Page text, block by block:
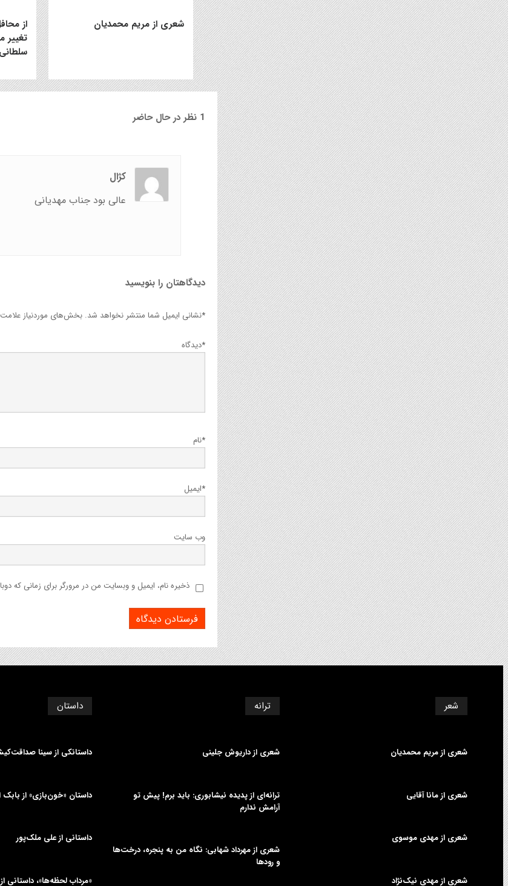
شعری از مریم محمدیان
از
تغییر
1 نظر در حال حاضر
کژال
عالی بود جناب مهدیانی
دیدگاهتان را بنویسید
نشانی ایمیل شما منتشر نخواهد شد. بخش‌های موردنیاز *
دیدگاه*
نام*
ایمیل*
وب‌ سایت
ذخیره نام، ایمیل و وبسایت من در مرورگر برای زمانی که
شعر
شعری از مریم محمدیان
شعری از مانا آقایی
شعری از مهدی موسوی
شعری از مهدی نیک‌نژاد
ترانه
شعری از داریوش جلینی
ترانه‌ای از پدیده نیشابوری: باید برم! پیش تو
آرامش ندارم
شعری از مهرداد شهابی: نگاه من به پنجره، درخت‌ها
و رودها
داستان
داستانکی از سینا
داستان «خون‌بازی» از بابک
داستانی از علی‌ ملک‌پور
«مرداب لحظه‌ها»، داستانی